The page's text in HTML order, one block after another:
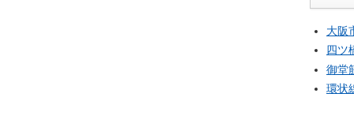
大阪
四ツ
御堂
環状